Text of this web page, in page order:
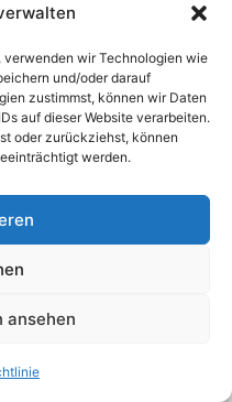
verwenden wir Technologien wie
und/oder darauf
zustimmst, können wir Daten
auf dieser Website verarbeiten.
oder zurückziehst, können
werden.
ansehen
– du hast geliefert
vom Starter
wert
ist nicht
diese Inhalte zu